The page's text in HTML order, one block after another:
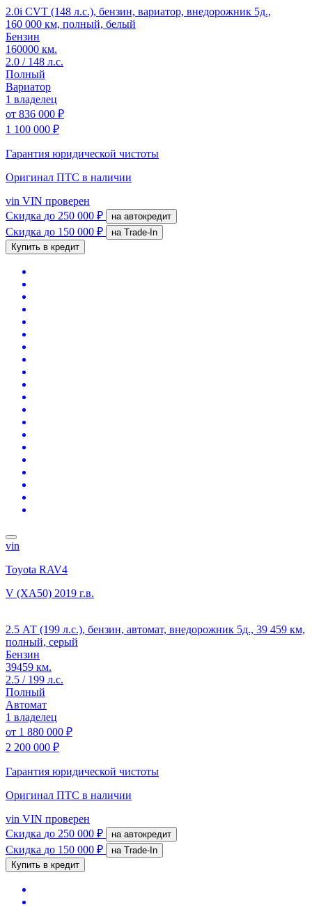
2.0i CVT (148 л.с.), бензин, вариатор, внедорожник 5д.,
160 000 км, полный, белый
Бензин
160000 км.
2.0 / 148 л.с.
Полный
Вариатор
1 владелец
от 836 000 ₽
1 100 000 ₽
Гарантия юридической чистоты
Оригинал ПТС в наличии
vin VIN проверен
Скидка до 250 000 ₽ на автокредит
Скидка до 150 000 ₽
на Trade-In
Купить в кредит
vin
Toyota RAV4
V (XA50) 2019 г.в.
2.5 АТ (199 л.с.), бензин, автомат, внедорожник 5д., 39 459 км,
полный, серый
Бензин
39459 км.
2.5 / 199 л.с.
Полный
Автомат
1 владелец
от 1 880 000 ₽
2 200 000 ₽
Гарантия юридической чистоты
Оригинал ПТС в наличии
vin VIN проверен
Скидка до 250 000 ₽ на автокредит
Скидка до 150 000 ₽
на Trade-In
Купить в кредит